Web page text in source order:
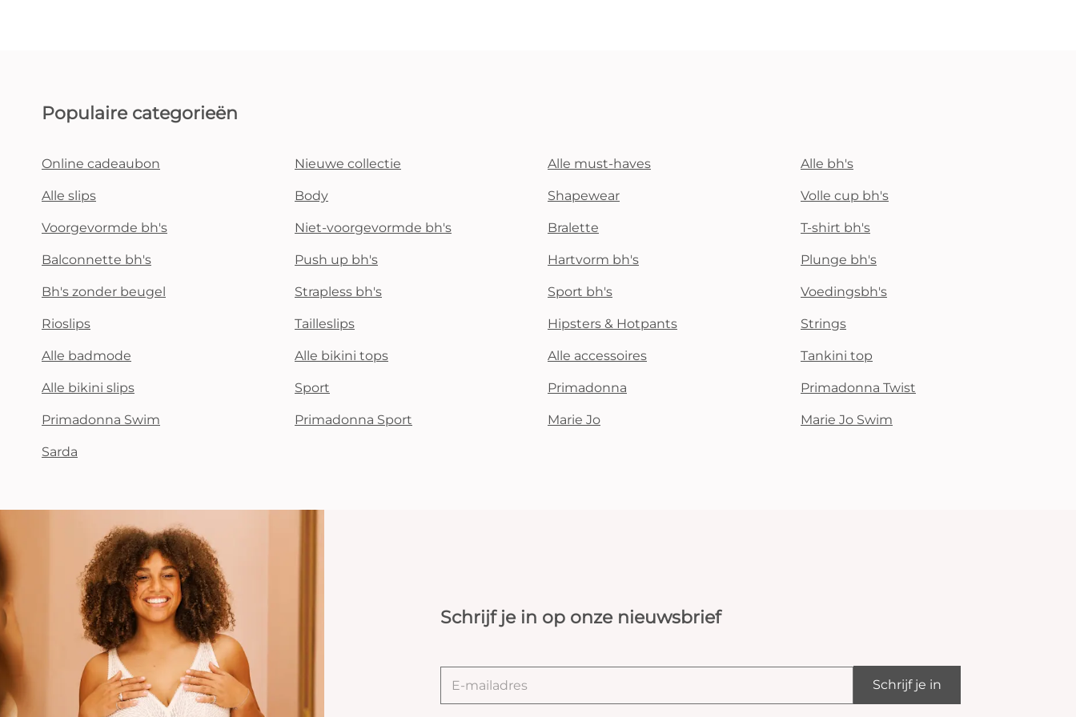
Populaire categorieën
Online cadeaubon Nieuwe collectie Alle must-haves Alle bh's
Alle slips Body Shapewear Volle cup bh's
Voorgevormde bh's Niet-voorgevormde bh's Bralette T-shirt bh's
Balconnette bh's Push up bh's Hartvorm bh's Plunge bh's
Bh's zonder beugel Strapless bh's Sport bh's Voedingsbh's
Rioslips Tailleslips Hipsters & Hotpants Strings
Alle badmode Alle bikini tops Alle accessoires Tankini top
Alle bikini slips Sport Primadonna Primadonna Twist
Primadonna Swim Primadonna Sport Marie Jo Marie Jo Swim
Sarda
Schrijf je in op onze nieuwsbrief
Schrijf je in